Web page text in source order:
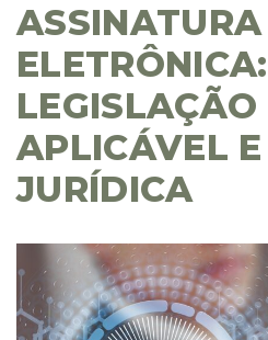
ASSINATURA
LEGISLAÇÃO
APLICÁVEL
JURÍDICA